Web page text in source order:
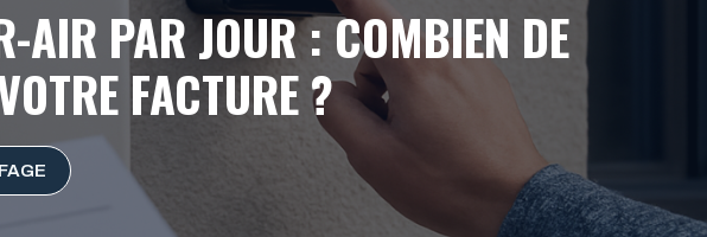
AIR PAR JOUR : COMBIEN DE
FACTURE ?